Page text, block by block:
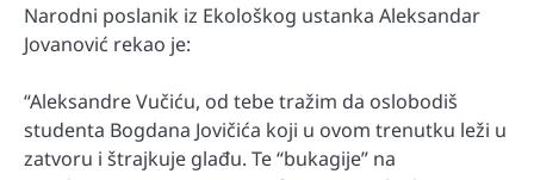
Narodni poslanik iz Ekološkog ustanka Aleksandar
Jovanović rekao je:
“Aleksandre Vučiću, od tebe tražim da oslobodiš
studenta Bogdana Jovičića koji u ovom trenutku leži u
zatvoru i štrajkuje glađu. Te “bukagije” na